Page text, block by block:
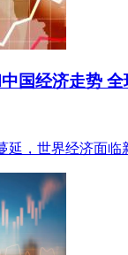
国经济走势
延，世界经济面